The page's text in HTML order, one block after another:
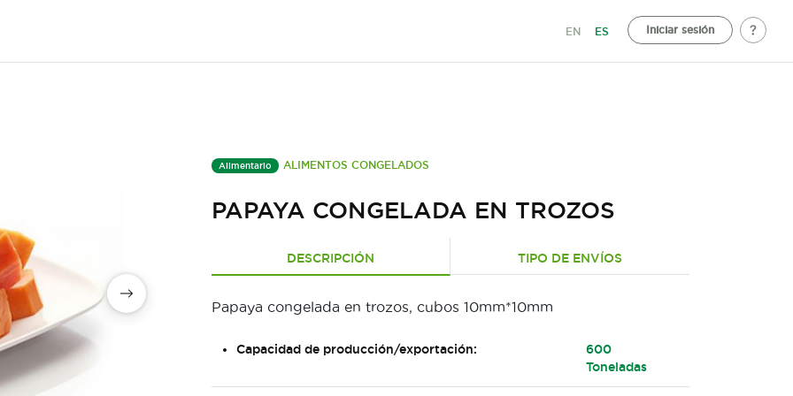
EN ES Iniciar sesión
Alimentario ALIMENTOS CONGELADOS
PAPAYA CONGELADA EN TROZOS
DESCRIPCIÓN TIPO DE ENVÍOS
Papaya congelada en trozos, cubos 10mm*10mm
Capacidad de producción/exportación:
600
Toneladas